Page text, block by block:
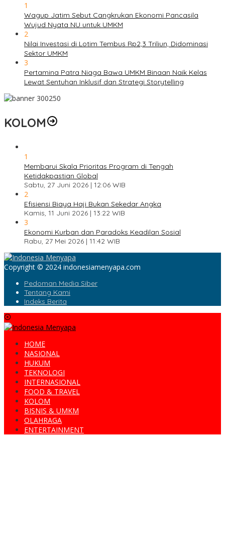
1
Wagup Jatim Sebut Cangkrukan Ekonomi Pancasila
Wujud Nyata NU untuk UMKM
2
Nilai Investasi di Lotim Tembus Rp2,3 Triliun, Didominasi
Sektor UMKM
3
Pertamina Patra Niaga Bawa UMKM Binaan Naik Kelas
Lewat Sentuhan Inklusif dan Strategi Storytelling
KOLOM
1
Membarui Skala Prioritas Program di Tengah
Ketidakpastian Global
Sabtu, 27 Juni 2026 | 12:06 WIB
2
Efisiensi Biaya Haji Bukan Sekedar Angka
Kamis, 11 Juni 2026 | 13:22 WIB
3
Ekonomi Kurban dan Paradoks Keadilan Sosial
Rabu, 27 Mei 2026 | 11:42 WIB
Copyright © 2024 indonesiamenyapa.com
Pedoman Media Siber
Tentang Kami
Indeks Berita
HOME
NASIONAL
HUKUM
TEKNOLOGI
INTERNASIONAL
FOOD & TRAVEL
KOLOM
BISNIS & UMKM
OLAHRAGA
ENTERTAINMENT